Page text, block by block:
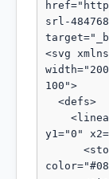
srl-
<svg
100">
y1="0"